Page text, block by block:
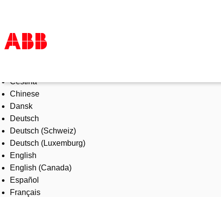
Products & Solutions
Industries
Services
About us
Where to buy
Contact us
Careers
Čeština
Chinese
Dansk
Deutsch
Deutsch (Schweiz)
Deutsch (Luxemburg)
English
English (Canada)
Español
Français